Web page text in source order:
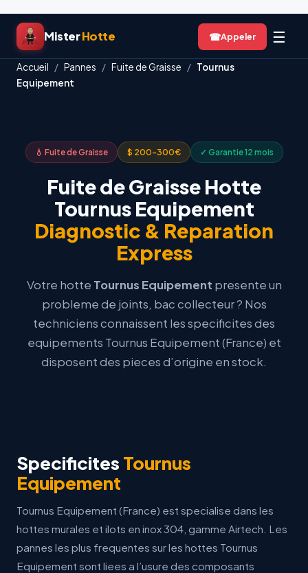
Aller
contenu
MisterHotte ☎ ☰
Accueil / Pannes / Fuite de Graisse / Tournus
Equipement
💧 Fuite de Graisse $ 200-300€ ✓ Garantie 12 mois
Fuite de Graisse Hotte
Tournus Equipement
Diagnostic & Reparation
Express
Votre hotte Tournus Equipement presente un
probleme de joints, bac collecteur ? Nos
techniciens connaissent les specificites des
equipements Tournus Equipement (France) et
disposent des pieces d’origine en stock.
Specificites Tournus
Equipement
Tournus Equipement (France) est specialise dans les
hottes murales et ilots en inox 304, gamme Airtech. Les
pannes les plus frequentes sur les hottes Tournus
Equipement sont liees a l’usure des composants